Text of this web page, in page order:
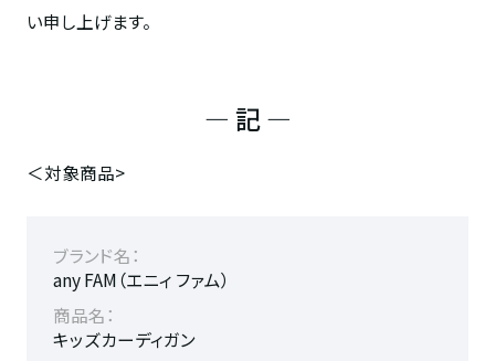
い申し上げます。
― 記 ―
＜対象商品>
ブランド名：
any FAM（エニィ ファム）
商品名：
キッズカーディガン